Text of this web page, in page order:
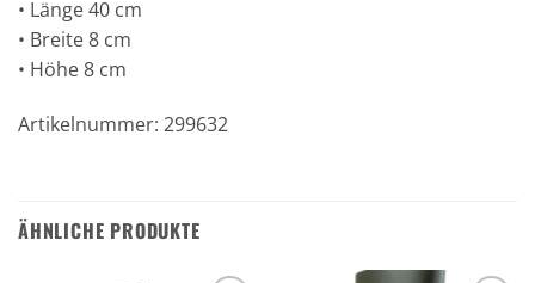
• Länge 40 cm
• Breite 8 cm
• Höhe 8 cm
Artikelnummer: 299632
ÄHNLICHE PRODUKTE